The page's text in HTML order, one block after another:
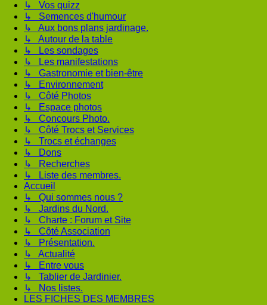
↳ Vos quizz
↳ Semences d'humour
↳ Aux bons plans jardinage.
↳ Autour de la table
↳ Les sondages
↳ Les manifestations
↳ Gastronomie et bien-être
↳ Environnement
↳ Côté Photos
↳ Espace photos
↳ Concours Photo.
↳ Côté Trocs et Services
↳ Trocs et échanges
↳ Dons
↳ Recherches
↳ Liste des membres.
Accueil
↳ Qui sommes nous ?
↳ Jardins du Nord.
↳ Charte : Forum et Site
↳ Côté Association
↳ Présentation.
↳ Actualité
↳ Entre vous
↳ Tablier de Jardinier.
↳ Nos listes.
LES FICHES DES MEMBRES